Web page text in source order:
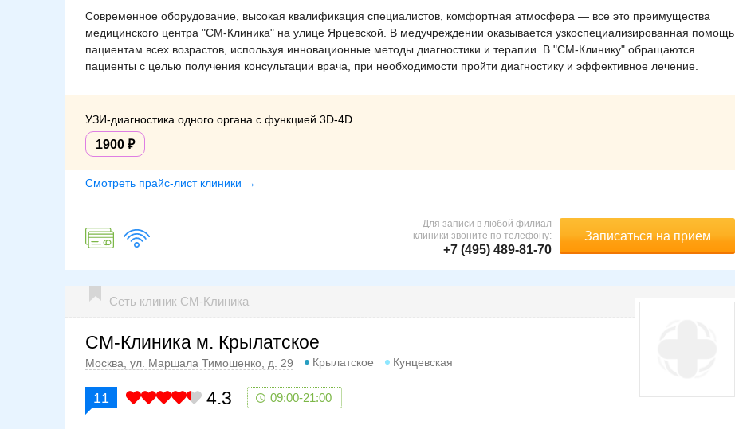
Современное оборудование, высокая квалификация специалистов, комфортная атмосфера — все это преимущества
медицинского центра "СМ-Клиника" на улице Ярцевской. В медучреждении оказывается узкоспециализированная помощь
пациентам всех возрастов, используя инновационные методы диагностики и терапии. В "СМ-Клинику" обращаются
пациенты с целью получения консультации врача, при необходимости пройти диагностику и эффективное лечение.
УЗИ-диагностика одного органа с функцией 3D-4D
1900
Смотреть прайс-лист клиники →
Записаться на прием
Для записи в любой филиал
клиники звоните по телефону:
+7 (495) 489-81-70
Сеть клиник СМ-Клиника
СМ-Клиника м. Крылатское
Москва, ул. Маршала Тимошенко, д. 29 Крылатское Кунцевская
11 4.3 09:00-21:00